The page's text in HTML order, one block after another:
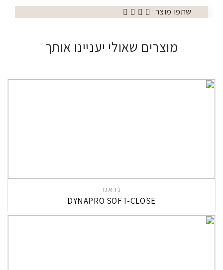
שתפו מוצר
מוצרים שאולי יעניינו אותך
גראס
DYNAPRO SOFT-CLOSE